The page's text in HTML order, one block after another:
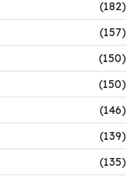
(182)
(157)
(150)
(150)
(146)
(139)
(135)